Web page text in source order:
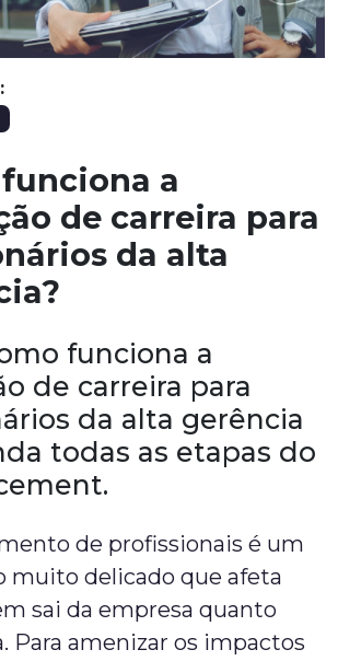
a
de carreira para
da alta
funciona a
de carreira para
da alta gerência
todas as etapas do
de profissionais é um
muito delicado que afeta
sai da empresa quanto
Para amenizar os impactos